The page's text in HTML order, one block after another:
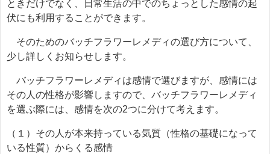
ときだけでなく、日常生活の中でのちょっとした感情の起
伏にも利用することができます。
そのためのバッチフラワーレメディの選び方について、
少し詳しくお知らせします。
バッチフラワーレメディは感情で選びますが、感情には
その人の性格が影響しますので、バッチフラワーレメディ
を選ぶ際には、感情を次の2つに分けて考えます。
（１）その人が本来持っている気質（性格の基礎になって
いる性質）からくる感情